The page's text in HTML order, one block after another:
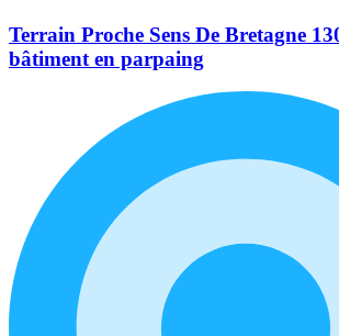
Terrain Proche Sens De Bretagne
bâtiment en parpaing